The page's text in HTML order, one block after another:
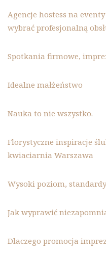
Agencje hostess na
wybrać profesjonalną
Spotkania firmowe,
Idealne małżeństwo
Nauka to nie wszystko.
Florystyczne inspiracje
kwiaciarnia Warszawa
Wysoki poziom,
Jak wyprawić
Dlaczego promocja